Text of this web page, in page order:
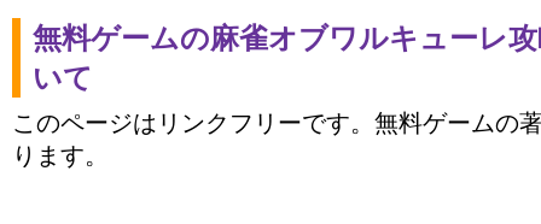
無料ゲームの麻雀オブワルキューレ
いて
このページはリンクフリーです。無料ゲームの
ります。